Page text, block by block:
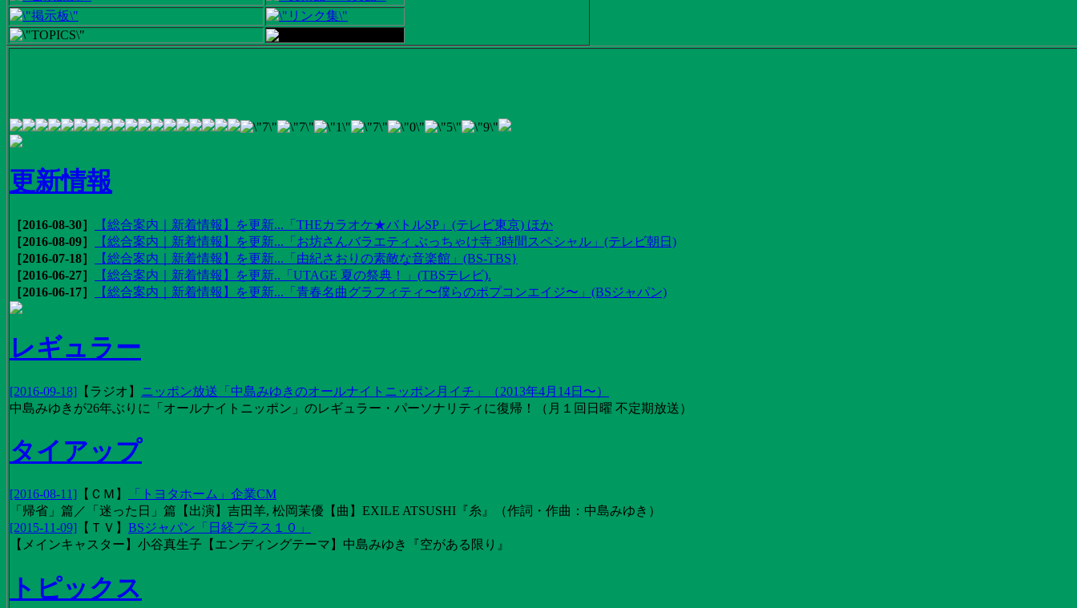
更新情報
［2016-08-30］
【総合案内｜新着情報】を更新...「THEカラオケ★バトルSP」(テレビ東京) ほか
［2016-08-09］
【総合案内｜新着情報】を更新...「お坊さんバラエティ ぶっちゃけ寺 3時間スペシャル」(テレビ朝日)
［2016-07-18］
【総合案内｜新着情報】を更新...「由紀さおりの素敵な音楽館」(BS-TBS}
［2016-06-27］
【総合案内｜新着情報】を更新..「UTAGE 夏の祭典！」(TBSテレビ).
［2016-06-17］
【総合案内｜新着情報】を更新...「青春名曲グラフィティ〜僕らのポプコンエイジ〜」(BSジャパン)
レギュラー
[2016-09-18] 【 ラジオ 】 ニッポン放送「中島みゆきのオールナイトニッポン月イチ」（2013年4月14日〜）
中島みゆきが26年ぶりに「オールナイトニッポン」のレギュラー・パーソナリティに復帰！（月１回日曜 不定期放送）
タイアップ
[2016-08-11] 【 ＣＭ 】
「トヨタホーム」企業CM
「帰省」篇／「迷った日」篇【出演】吉田羊, 松岡茉優【曲】EXILE ATSUSHI『糸』（作詞・作曲：中島みゆき）
[2015-11-09] 【 ＴＶ 】 BSジャパン「日経プラス１０」
【メインキャスター】小谷真生子【エンディングテーマ】中島みゆき『空がある限り』
トピックス